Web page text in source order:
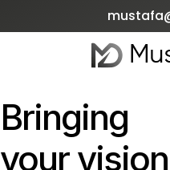
Bringing
yourvision